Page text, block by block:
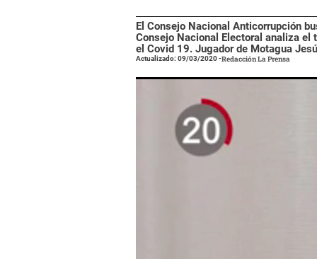
El Consejo Nacional Anticorrupción
Consejo Nacional Electoral analiza el
el Covid 19. Jugador de Motagua
Actualizado: 09/03/2020-Redacción La Prensa